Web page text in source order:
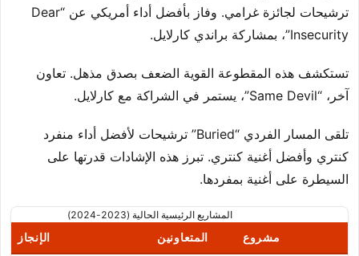
ترشيحات لجائزة غرامي. وفاز بأفضل أداء أمريكي عن “Dear
Insecurity”، بمشاركة براندي كارلايل.
تستكشف هذه المقطوعة القوية الضعف بصدق مذهل. تعاون
آخر، “Same Devil”، يستمر في الشراكة مع كارلايل.
تلقى المسار الفردي “Buried” ترشيحات لأفضل أداء منفرد
كنتري وأفضل أغنية كنتري. تبرز هذه الإشادات قدرتها على
السيطرة على أغنية بمفردها.
المشاريع الرئيسية الحالية (2023-2024)
مشروع المتعاونين الإنجاز